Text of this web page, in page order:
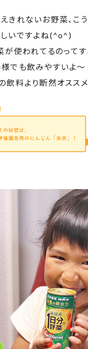
きれないお野菜、こ
いですよね(^o^)
使われてるのってす
でも飲みやすいよ
飲料より断然オススメ
の“野菜350g分
が輝いてみえま